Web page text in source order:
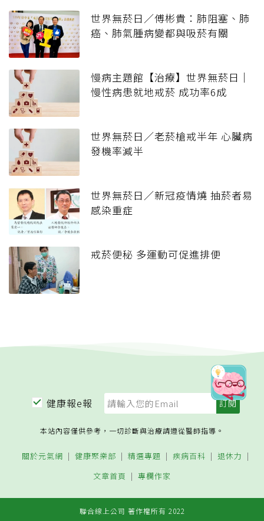
世界無菸日／傅彬貴：肺阻塞、肺
癌、肺氣腫病變都與吸菸有關
慢病主題館【治療】世界無菸日｜
慢性病患就地戒菸 成功率6成
世界無菸日／老菸槍戒半年 心臟病
發機率減半
世界無菸日／新冠疫情燒 抽菸者易
感染重症
戒菸便秘 多運動可促進排便
健康報e報
本站內容僅供參考，一切診斷與治療請遵從醫師指導。
關於元氣網 健康聚樂部 精選專題 疾病百科
退休力
文章首頁
專欄作家
聯合線上公司 著作權所有 2022